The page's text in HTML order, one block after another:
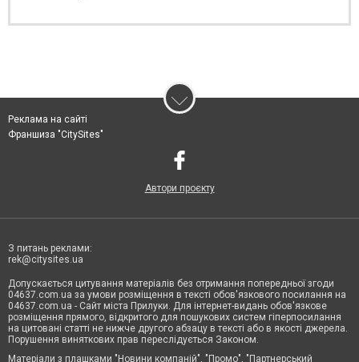
Реклама на сайті
Франшиза "CitySites"
Автори проєкту
З питань реклами:
rek@citysites.ua
Допускається цитування матеріалів без отримання попередньої згоди
04637.com.ua за умови розміщення в тексті обов'язкового посилання на
04637.com.ua - Сайт міста Прилуки. Для інтернет-видань обов'язкове
розміщення прямого, відкритого для пошукових систем гіперпосилання
на цитовані статті не нижче другого абзацу в тексті або в якості джерела.
Порушення виняткових прав переслідується Законом.
Матеріали з плашками "Новини компаній", "Промо", "Партнерський